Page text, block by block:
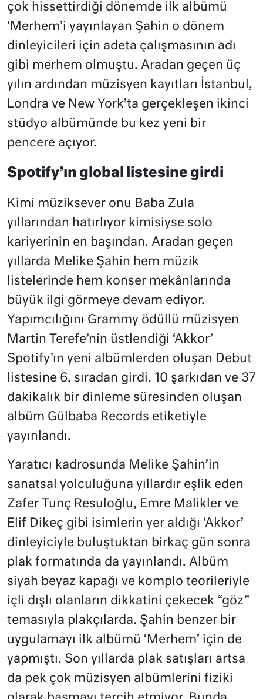
çok hissettirdiği dönemde ilk albümü
‘Merhem’i yayınlayan Şahin o dönem
dinleyicileri için adeta çalışmasının adı
gibi merhem olmuştu. Aradan geçen üç
yılın ardından müzisyen kayıtları İstanbul,
Londra ve New York’ta gerçekleşen ikinci
stüdyo albümünde bu kez yeni bir
pencere açıyor.
Spotify’ın global listesine girdi
Kimi müziksever onu Baba Zula
yıllarından hatırlıyor kimisiyse solo
kariyerinin en başından. Aradan geçen
yıllarda Melike Şahin hem müzik
listelerinde hem konser mekânlarında
büyük ilgi görmeye devam ediyor.
Yapımcılığını Grammy ödüllü müzisyen
Martin Terefe’nin üstlendiği ‘Akkor’
Spotify’ın yeni albümlerden oluşan Debut
listesine 6. sıradan girdi. 10 şarkıdan ve 37
dakikalık bir dinleme süresinden oluşan
albüm Gülbaba Records etiketiyle
yayınlandı.
Yaratıcı kadrosunda Melike Şahin’in
sanatsal yolculuğuna yıllardır eşlik eden
Zafer Tunç Resuloğlu, Emre Malikler ve
Elif Dikeç gibi isimlerin yer aldığı ‘Akkor’
dinleyiciyle buluştuktan birkaç gün sonra
plak formatında da yayınlandı. Albüm
siyah beyaz kapağı ve komplo teorileriyle
içli dışlı olanların dikkatini çekecek “göz”
temasıyla plakçılarda. Şahin benzer bir
uygulamayı ilk albümü ‘Merhem’ için de
yapmıştı. Son yıllarda plak satışları artsa
da pek çok müzisyen albümlerini fiziki